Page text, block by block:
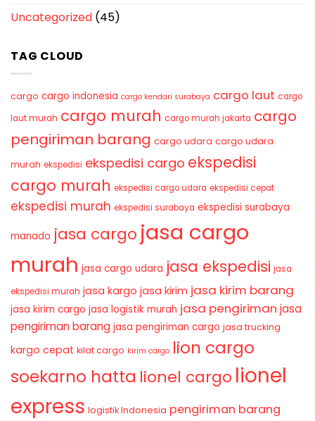
Uncategorized (45)
TAG CLOUD
cargo cargo indonesia cargo kendari surabaya cargo laut cargo
laut murah cargo murah cargo murah jakarta cargo
pengiriman barang cargo udara cargo udara
murah ekspedisi ekspedisi cargo ekspedisi
cargo murah ekspedisi cargo udara ekspedisi cepat
ekspedisi murah ekspedisi surabaya ekspedisi surabaya
manado jasa cargo jasa cargo
murah jasa cargo udara jasa ekspedisi jasa
ekspedisi murah jasa kargo jasa kirim jasa kirim barang
jasa kirim cargo jasa logistik murah jasa pengiriman jasa
pengiriman barang jasa pengiriman cargo jasa trucking
kargo cepat kilat cargo kirim cargo lion cargo
soekarno hatta lionel cargo lionel
express logistik Indonesia pengiriman barang